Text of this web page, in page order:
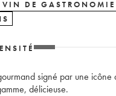
VIN DE GASTRONOMIE
signé par une
délicieuse.